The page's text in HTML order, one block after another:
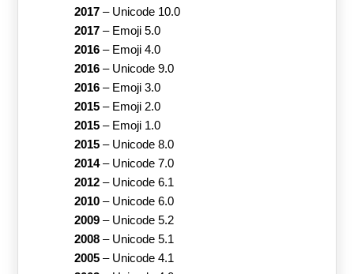
2017– Unicode 10.0
2017– Emoji 5.0
2016– Emoji 4.0
2016– Unicode 9.0
2016– Emoji 3.0
2015– Emoji 2.0
2015– Emoji 1.0
2015– Unicode 8.0
2014– Unicode 7.0
2012– Unicode 6.1
2010– Unicode 6.0
2009– Unicode 5.2
2008– Unicode 5.1
2005– Unicode 4.1